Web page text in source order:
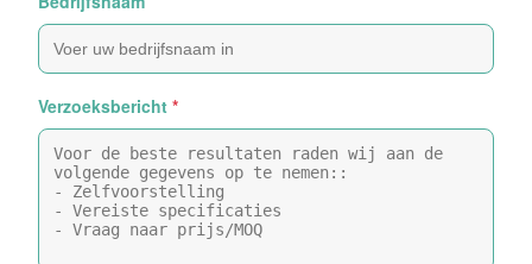
Verzoeksbericht *